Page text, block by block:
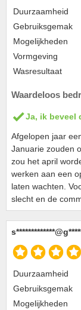
Duurzaamheid
Gebruiksgemak
Mogelijkheden
Vormgeving
Wasresultaat
Waardeloos
Ja, ik beveel
Afgelopen jaar
Januarie zouden
zou het april
werken aan een
laten wachten.
slecht en de
Duurzaamheid
Gebruiksgemak
Mogelijkheden